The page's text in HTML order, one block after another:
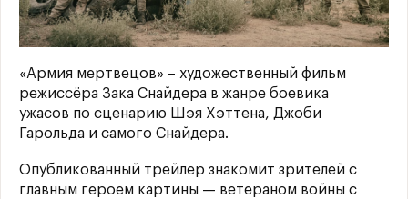
«Армия мертвецов» – художественный фильм
режиссёра Зака Снайдера в жанре боевика
ужасов по сценарию Шэя Хэттена, Джоби
Гарольда и самого Снайдера.
Опубликованный трейлер знакомит зрителей с
главным героем картины — ветераном войны с